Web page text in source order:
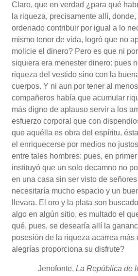
Claro, que en verdad ¿para qué
la riqueza, precisamente allí,
ordenado contribuir por igual a lo
mismo tenor de vida, logró que no
molicie el dinero? Pero es que ni
siquiera era menester dinero: pues
riqueza del vestido sino con la
cuerpos. Y ni aun por tener al
compañeros había que acumular
más digno de aplauso servir a los
esfuerzo corporal que con
que aquélla es obra del espíritu,
el enriquecerse por medios no
entre tales hombres: pues, en
instituyó que un solo decamno no
en una casa sin ser visto de
necesitaría mucho espacio y un
llevara. El oro y la plata son
algo en algún sitio, es multado el
qué, pues, se desearía allí la
posesión de la riqueza acarrea más
alegrías proporciona su disfrute?
Jenofonte, La República de